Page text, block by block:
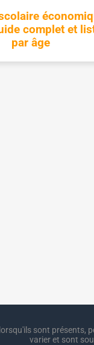
complet et
par âge
sont présents,
varier et sont